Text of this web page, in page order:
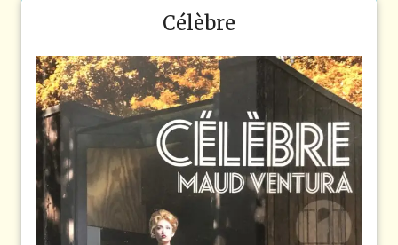
Célèbre